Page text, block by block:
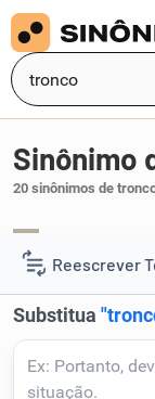
Reescrever
Resumir
Corrigir Texto
Sinônimo
20 sinônimos de